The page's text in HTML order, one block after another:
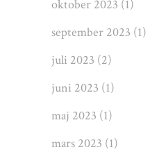
oktober 2023 (1)
september 2023 (1)
juli 2023 (2)
juni 2023 (1)
maj 2023 (1)
mars 2023 (1)